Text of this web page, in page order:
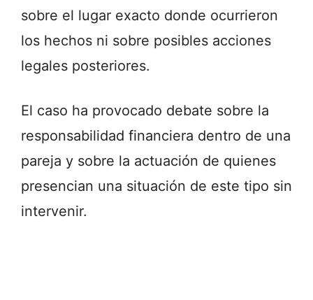
sobre el lugar exacto donde ocurrieron
los hechos ni sobre posibles acciones
legales posteriores.
El caso ha provocado debate sobre la
responsabilidad financiera dentro de una
pareja y sobre la actuación de quienes
presencian una situación de este tipo sin
intervenir.